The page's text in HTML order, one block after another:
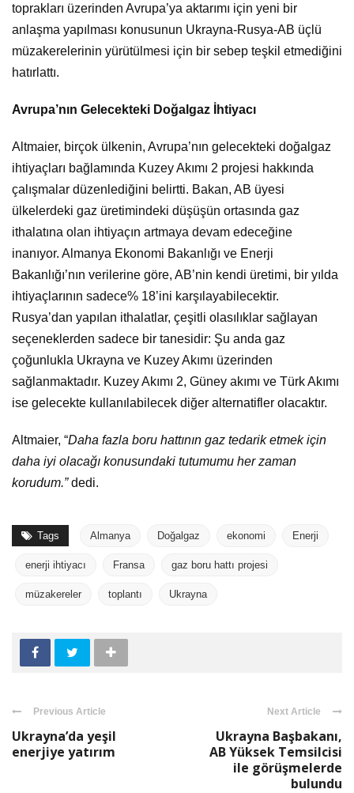
toprakları üzerinden Avrupa’ya aktarımı için yeni bir
anlaşma yapılması konusunun Ukrayna-Rusya-AB üçlü
müzakerelerinin yürütülmesi için bir sebep teşkil etmediğini
hatırlattı.
Avrupa’nın Gelecekteki Doğalgaz İhtiyacı
Altmaier, birçok ülkenin, Avrupa’nın gelecekteki doğalgaz
ihtiyaçları bağlamında Kuzey Akımı 2 projesi hakkında
çalışmalar düzenlediğini belirtti. Bakan, AB üyesi
ülkelerdeki gaz üretimindeki düşüşün ortasında gaz
ithalatına olan ihtiyaçın artmaya devam edeceğine
inanıyor. Almanya Ekonomi Bakanlığı ve Enerji
Bakanlığı’nın verilerine göre, AB’nin kendi üretimi, bir yılda
ihtiyaçlarının sadece% 18’ini karşılayabilecektir.
Rusya’dan yapılan ithalatlar, çeşitli olasılıklar sağlayan
seçeneklerden sadece bir tanesidir: Şu anda gaz
çoğunlukla Ukrayna ve Kuzey Akımı üzerinden
sağlanmaktadır. Kuzey Akımı 2, Güney akımı ve Türk Akımı
ise gelecekte kullanılabilecek diğer alternatifler olacaktır.
Altmaier, “Daha fazla boru hattının gaz tedarik etmek için
daha iyi olacağı konusundaki tutumumu her zaman
korudum.”dedi.
Tags Almanya Doğalgaz ekonomi Enerji
enerji ihtiyacı Fransa gaz boru hattı projesi
müzakereler toplantı Ukrayna
Previous Article
Ukrayna’da yeşil
enerjiye yatırım
Next Article
Ukrayna Başbakanı,
AB Yüksek Temsilcisi
ile görüşmelerde
bulundu